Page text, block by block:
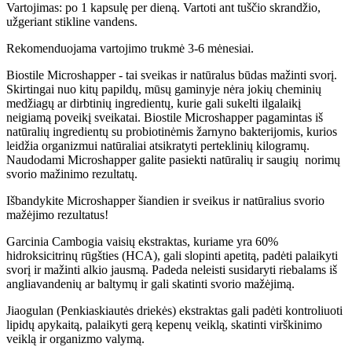
Vartojimas: po 1 kapsulę per dieną. Vartoti ant tuščio skrandžio,
užgeriant stikline vandens.
Rekomenduojama vartojimo trukmė 3-6 mėnesiai.
Biostile Microshapper - tai sveikas ir natūralus būdas mažinti svorį.
Skirtingai nuo kitų papildų, mūsų gaminyje nėra jokių cheminių
medžiagų ar dirbtinių ingredientų, kurie gali sukelti ilgalaikį
neigiamą poveikį sveikatai. Biostile Microshapper pagamintas iš
natūralių ingredientų su probiotinėmis žarnyno bakterijomis, kurios
leidžia organizmui natūraliai atsikratyti perteklinių kilogramų.
Naudodami Microshapper galite pasiekti natūralių ir saugių norimų
svorio mažinimo rezultatų.
Išbandykite Microshapper šiandien ir sveikus ir natūralius svorio
mažėjimo rezultatus!
Garcinia Cambogia vaisių ekstraktas, kuriame yra 60%
hidroksicitrinų rūgšties (HCA), gali slopinti apetitą, padėti palaikyti
svorį ir mažinti alkio jausmą. Padeda neleisti susidaryti riebalams iš
angliavandenių ar baltymų ir gali skatinti svorio mažėjimą.
Jiaogulan (Penkiaskiautės driekės) ekstraktas gali padėti kontroliuoti
lipidų apykaitą, palaikyti gerą kepenų veiklą, skatinti virškinimo
veiklą ir organizmo valymą.